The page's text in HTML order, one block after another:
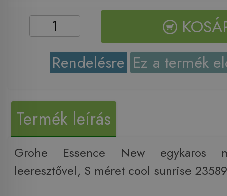
Rendelésre Ez a termék
Termék leírás
Grohe Essence New egykaros
leeresztővel, S méret cool sunrise